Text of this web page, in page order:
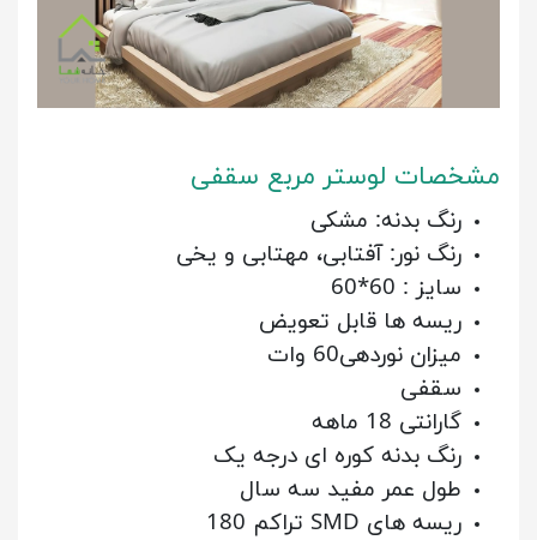
مشخصات لوستر مربع سقفی
رنگ بدنه: مشکی
رنگ نور: آفتابی، مهتابی و یخی
سایز : 60*60
ریسه ها قابل تعویض
میزان نوردهی60 وات
سقفی
گارانتی 18 ماهه
رنگ بدنه کوره ای درجه یک
طول عمر مفید سه سال
ریسه های SMD تراکم 180